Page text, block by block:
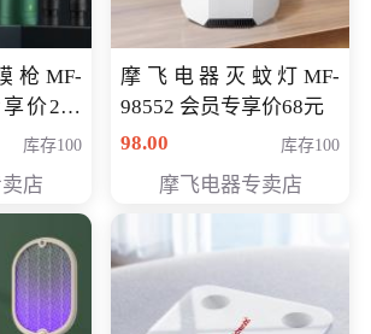
枪MF-
价299
库存100
店
摩飞电器灭蚊灯MF-
98552 会员专享价68元
98.00
库存100
摩飞电器专卖店